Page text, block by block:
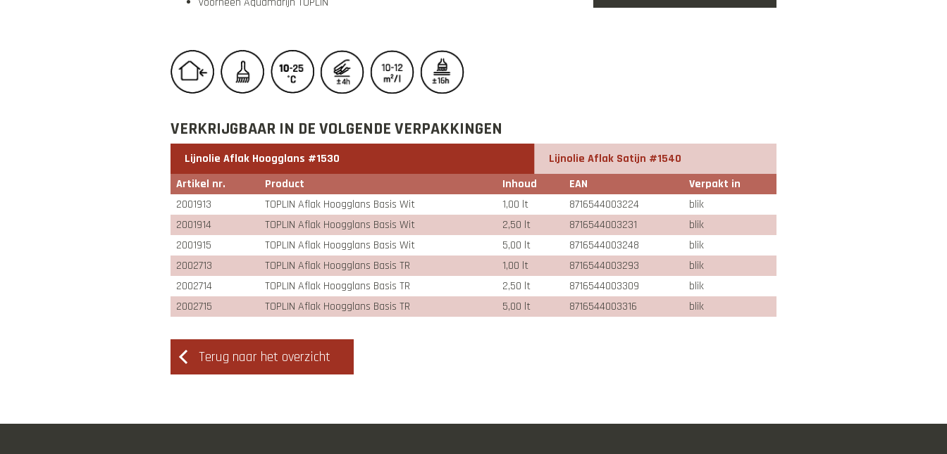
VERKRIJGBAAR IN DE VOLGENDE VERPAKKINGEN
Lijnolie Aflak Hoogglans #1530
Lijnolie Aflak Satijn #1540
Artikel nr.
Product Inhoud EAN
Verpakt in
2001913
TOPLIN Aflak Hoogglans Basis Wit 1,00 lt 8716544003224
blik
2001914
TOPLIN Aflak Hoogglans Basis Wit 2,50 lt 8716544003231
blik
2001915
TOPLIN Aflak Hoogglans Basis Wit 5,00 lt 8716544003248
blik
2002713
TOPLIN Aflak Hoogglans Basis TR 1,00 lt 8716544003293
blik
2002714
TOPLIN Aflak Hoogglans Basis TR 2,50 lt 8716544003309
blik
2002715
TOPLIN Aflak Hoogglans Basis TR 5,00 lt 8716544003316 blik
Terug naar het overzicht